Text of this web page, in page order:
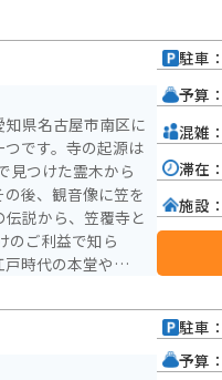
県名古屋市南区に
です。寺の起源は
見つけた霊木から
後、観音像に笠を
説から、笠覆寺と
時代の本堂や多宝
開催され、地域の
歩10分ほどで駐
駐車：
予算：
混雑：
滞在：
施設：
駐車：
予算：